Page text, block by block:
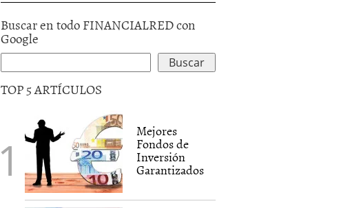
Buscar en todo FINANCIALRED con
Google
TOP 5 ARTÍCULOS
Mejores
Fondos de
Inversión
Garantizados